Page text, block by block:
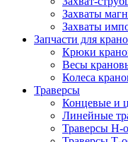
Захваты
Захваты
Запчасти для
Крюки
Весы
Колеса
Траверсы
Концевые и
Линейные
Траверсы Н-